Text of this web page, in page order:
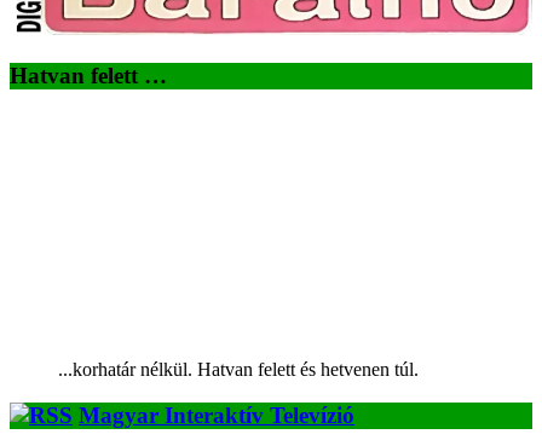
Hatvan felett …
...korhatár nélkül. Hatvan felett és hetvenen túl.
Magyar Interaktív Televízió